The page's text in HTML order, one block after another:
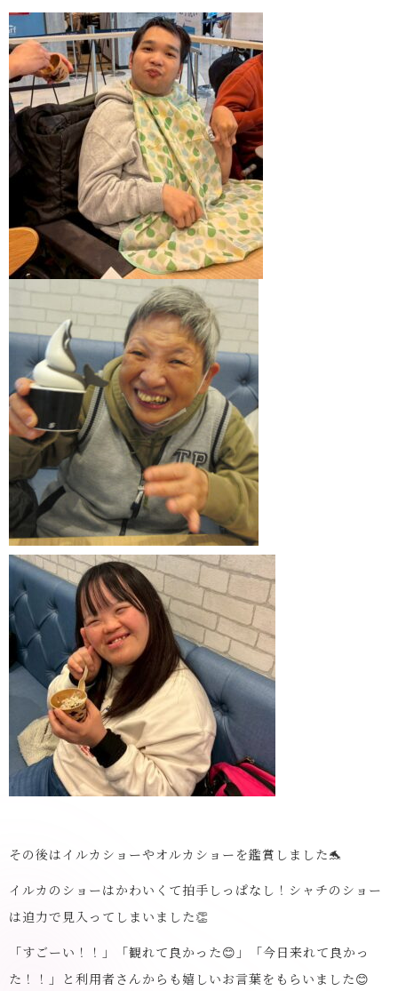
その後はイルカショーやオルカショーを鑑賞しました🐬
イルカのショーはかわいくて拍手しっぱなし！シャチのショー
は迫力で見入ってしまいました👏
「すごーい！！」「観れて良かった😊」「今日来れて良かっ
た！！」と利用者さんからも嬉しいお言葉をもらいました😊